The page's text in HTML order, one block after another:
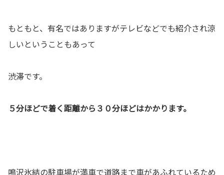
もともと、有名ではありますがテレビなどでも紹介され涼
しいということもあって
渋滞です。
５分ほどで着く距離から３０分ほどはかかります。
鳴沢氷結の駐車場が満車で道路まで車があふれているため